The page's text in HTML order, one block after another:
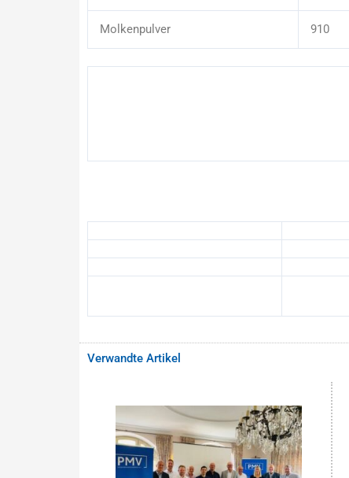
Molkenpulver 910
Verwandte Artikel